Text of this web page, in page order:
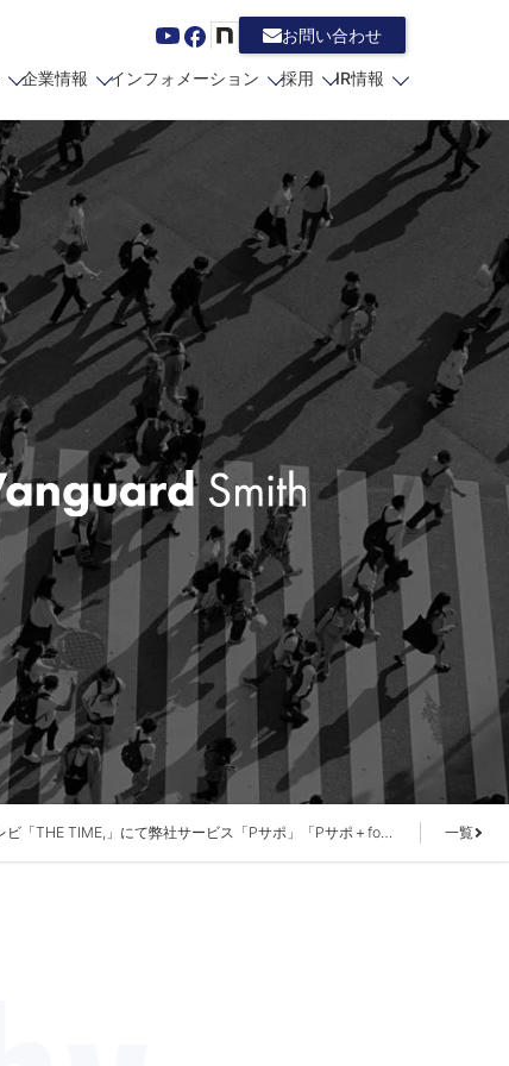
お問い合わせ
企業情報 インフォメーション 採用 IR情報
TBSテレビ「THE TIME,」にて弊社サービス「Pサポ」「Pサポ＋for Business」が紹介されました 一覧